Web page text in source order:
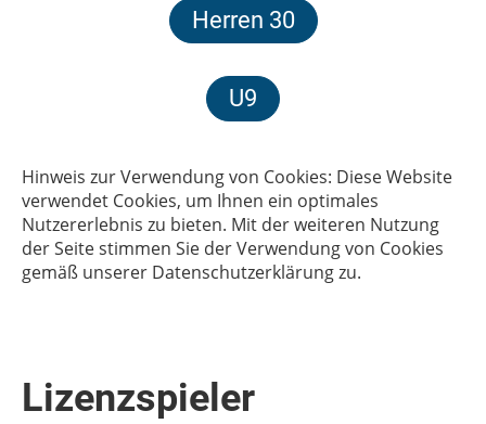
Herren 30
U9
Hinweis zur Verwendung von Cookies: Diese Website
verwendet Cookies, um Ihnen ein optimales
Nutzererlebnis zu bieten. Mit der weiteren Nutzung
der Seite stimmen Sie der Verwendung von Cookies
gemäß unserer Datenschutzerklärung zu.
Lizenzspieler